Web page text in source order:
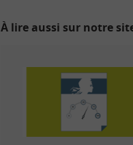
À lire aussi sur notre